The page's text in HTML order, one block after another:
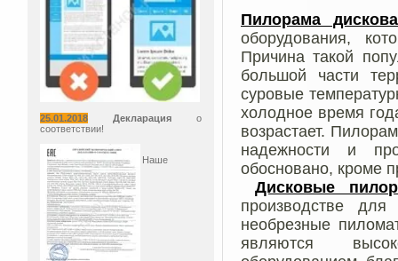
25.01.2018 Декларация о
соответствии!
Наше
Пилорама
оборудования,
Причина такой
большой части
суровые
холодное время
возрастает.
надежности и
обосновано, кроме
Дисковые
производстве
необрезные
являются